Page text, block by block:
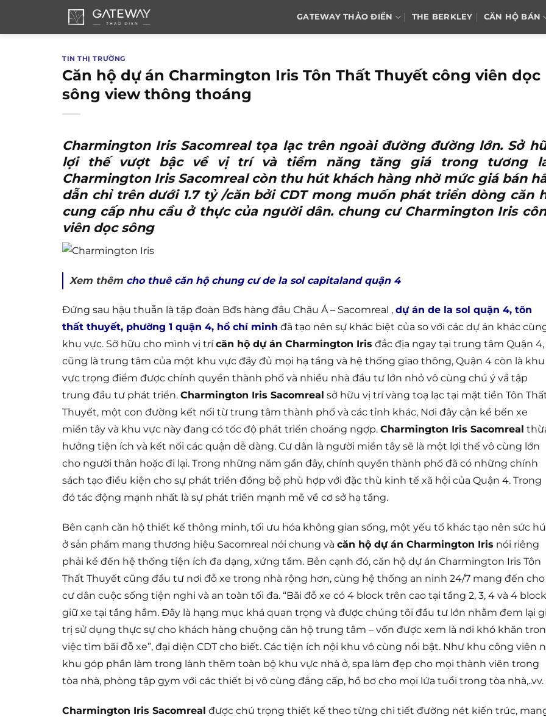
GATEWAY THẢO ĐIỀN THE BERKLEY CĂN HỘ BÁN
TIN THỊ TRƯỜNG
Căn hộ dự án Charmington Iris Tôn Thất Thuyết công viên dọc
sông view thông thoáng
Charmington Iris Sacomrealtọa lạc trên ngoài đường đường lớn. Sở
lợi thế vượt bậc về vị trí và tiềm năng tăng giá trong tương
Charmington Iris Sacomrealcòn thu hút khách hàng nhờ mức giá bán
dẫn chỉ trên dưới 1.7 tỷ /căn bởi CDT mong muốn phát triển dòng căn
cung cấp nhu cầu ở thực của người dân. chung cư Charmington Iris
viên dọc sông
Xem thêm cho thuê căn hộ chung cư de la sol capitaland quận 4
Đứng sau hậu thuẫn là tập đoàn Bđs hàng đầu Châu Á – Sacomreal , dự án de la sol quận 4, tôn
thất thuyết, phường 1 quận 4, hồ chí minh đã tạo nên sự khác biệt của so với các dự án khác
khu vực. Sỡ hữu cho mình vị trícăn hộ dự án Charmington Iris đắc địa ngay tại trung tâm Quận 4,
cũng là trung tâm của một khu vực đầy đủ mọi hạ tầng và hệ thống giao thông, Quận 4 còn là khu
vực trọng điểm được chính quyền thành phố và nhiều nhà đầu tư lớn nhỏ vô cùng chú ý vầ tập
trung đầu tư phát triển. Charmington Iris Sacomreal sở hữu vị trí vàng toạ lạc tại mặt tiền Tôn
Thuyết, một con đường kết nối từ trung tâm thành phố và các tỉnh khác, Nơi đây cận kề bến xe
miền tây và khu vực này đang có tốc độ phát triển choáng ngợp. Charmington Iris Sacomreal
hưởng tiện ích và kết nối các quận dễ dàng. Cư dân là người miền tây sẽ là một lợi thế vô cùng lớn
cho người thân hoặc đi lại. Trong những năm gần đây, chính quyền thành phố đã có những chính
sách tạo điều kiện cho sự phát triển đồng bộ phù hợp với đặc thù kinh tế xã hội của Quận 4. Trong
đó tác động mạnh nhất là sự phát triển mạnh mẽ về cơ sở hạ tầng.
Bên cạnh căn hộ thiết kế thông minh, tối ưu hóa không gian sống, một yếu tố khác tạo nên sức
ở sản phẩm mang thương hiệu Sacomreal nói chung và căn hộ dự án Charmington Iris nói riêng
phải kể đến hệ thống tiện ích đa dạng, xứng tầm. Bên cạnh đó, căn hộ dự án Charmington Iris Tôn
Thất Thuyết cũng đầu tư nơi đỗ xe trong nhà rộng hơn, cùng hệ thống an ninh 24/7 mang đến cho
cư dân cuộc sống tiện nghi và an toàn tối đa. “Bãi đỗ xe có 4 block trên cao tại tầng 2, 3, 4 và 4 block
giữ xe tại tầng hầm. Đây là hạng mục khá quan trọng và được chúng tôi đầu tư lớn nhằm đem lại
trị sử dụng thực sự cho khách hàng chuộng căn hộ trung tâm – vốn được xem là nơi khó khăn
việc tìm bãi đỗ xe”, đại diện CDT cho biết. Các tiện ích nội khu vô cùng nổi bật. Như khu công viên
khu góp phần làm trong lành thêm toàn bộ khu vực nhà ở, spa làm đẹp cho mọi thành viên trong
tòa nhà, phòng tập gym với các thiết bị vô cùng đẳng cấp, hồ bơ cho mọi lứa tuổi trong tòa nhà,..vv.
Charmington Iris Sacomreal được chú trọng thiết kế theo từng chi tiết đường nét kiến trúc,